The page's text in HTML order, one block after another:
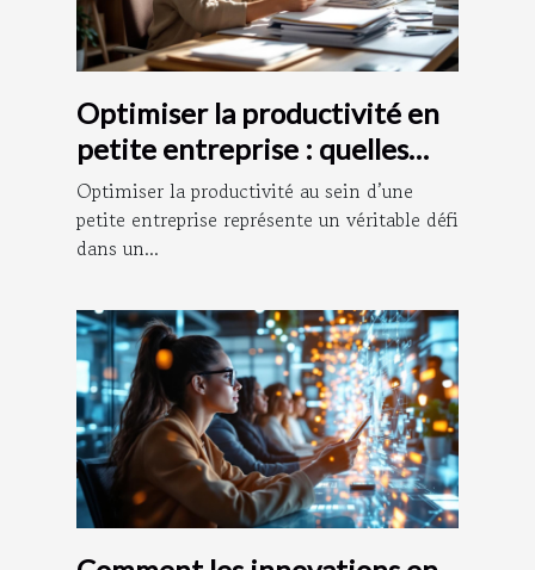
Optimiser la productivité en
petite entreprise : quelles
stratégies adopter ?
Optimiser la productivité au sein d’une
petite entreprise représente un véritable défi
dans un...